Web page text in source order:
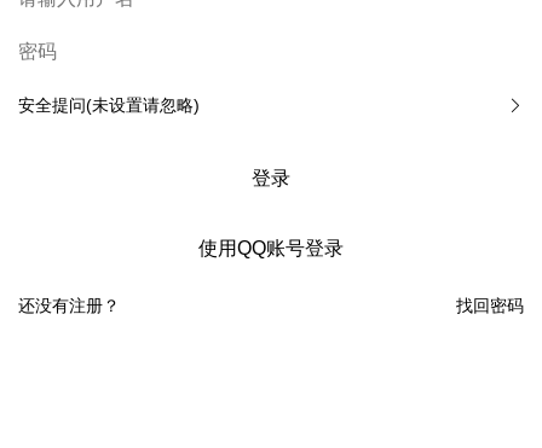
安全提问(未设置请忽略)
登录
使用QQ账号登录
找回密码
还没有注册？